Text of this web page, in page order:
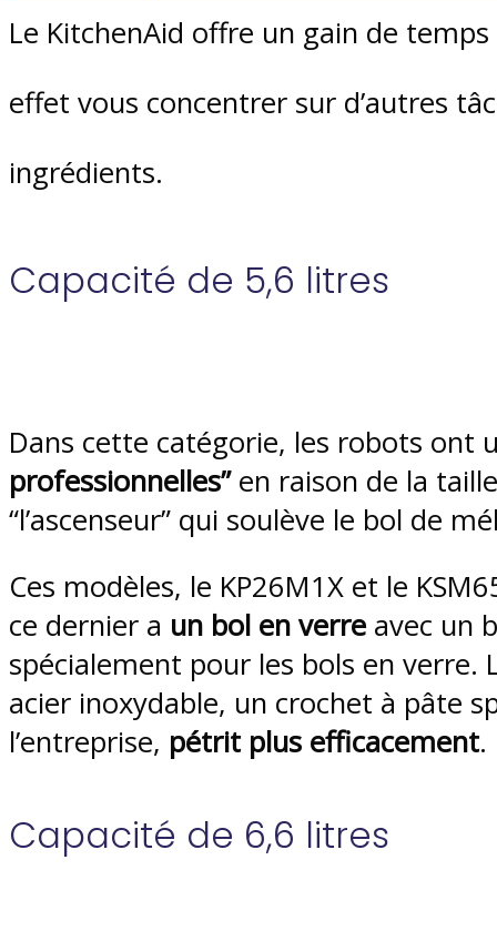
Le KitchenAid offre un gain de
effet vous concentrer sur d’autres
ingrédients.
Capacité de 5,6 litres
Dans cette catégorie, les robots ont
professionnelles”en raison de la
“l’ascenseur” qui soulève le bol de
Ces modèles, le KP26M1X et le
ce dernier a un bol en verre avec un
spécialement pour les bols en
acier inoxydable, un crochet à pâte
l’entreprise, pétrit plus efficacement.
Capacité de 6,6 litres